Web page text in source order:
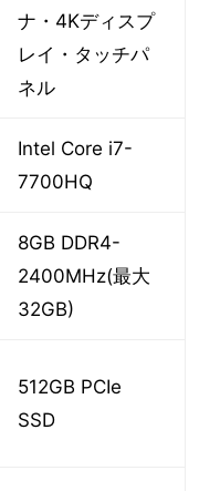
ナ・4Kディスプ
レイ・タッチパ
ネル
Intel Core i7-
7700HQ
8GB DDR4-
2400MHz(最大
32GB)
512GB PCIe
SSD